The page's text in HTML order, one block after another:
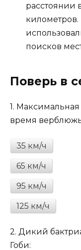
расстоянии
поисков
Поверь в
1. Максимальная
время
35 км/ч
65 км/ч
95 км/ч
125 км/ч
2. Дикий
Гоби: